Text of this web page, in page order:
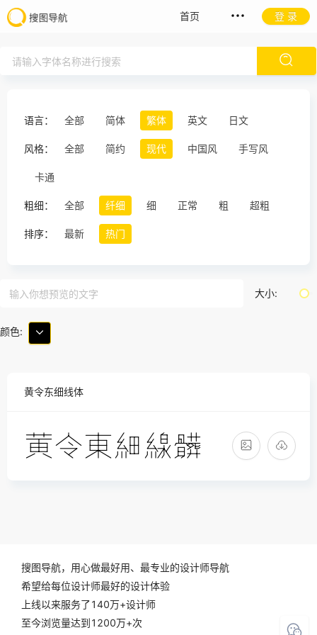
首页 登 录
语言： 全部 简体 繁体 英文 日文
风格： 全部 简约 现代 中国风 手写风
卡通
粗细： 全部 纤细 细 正常 粗 超粗
排序： 最新 热门
大小:
颜色:
黄令东细线体
搜图导航，用心做最好用、最专业的设计师导航
希望给每位设计师最好的设计体验
上线以来服务了140万+设计师
至今浏览量达到1200万+次